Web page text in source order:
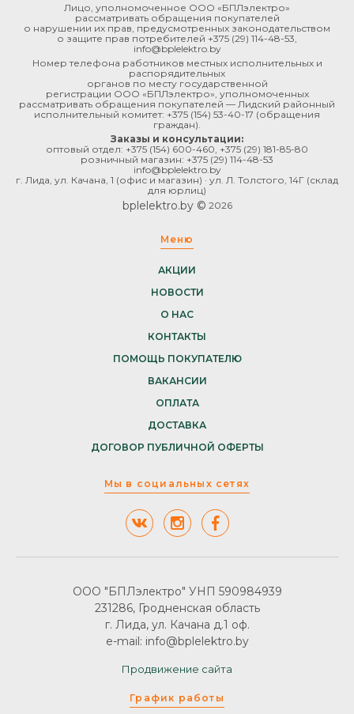
Лицо, уполномоченное ООО «БПЛэлектро»
рассматривать обращения покупателей
о нарушении их прав, предусмотренных законодательством
о защите прав потребителей +375 (29) 114-48-53
info@bplelektro.by
Номер телефона работников местных исполнительных и
распорядительных
органов по месту государственной
регистрации ООО «БПЛэлектро», уполномоченных
рассматривать обращения покупателей — Лидский районный
исполнительный комитет: +375 (154) 53-40-17 (обращения
граждан).
Заказы и консультации:
оптовый отдел: +375 (154) 600-460 +375 (29) 181-85-80
розничный магазин: +375 (29) 114-48-53
info@bplelektro.by
г. Лида, ул. Качана, 1 (офис и магазин) · ул. Л. Толстого, 14Г (склад
для юрлиц)
bplelektro.by © 2026
Меню
АКЦИИ
НОВОСТИ
О НАС
КОНТАКТЫ
ПОМОЩЬ ПОКУПАТЕЛЮ
ВАКАНСИИ
ОПЛАТА
ДОСТАВКА
ДОГОВОР ПУБЛИЧНОЙ ОФЕРТЫ
Мы в социальных сетях
График работы
ООО "БПЛэлектро" УНП 590984939
231286, Гродненская область
г. Лида, ул. Качана д.1 оф.
e-mail: info@bplelektro.by
Продвижение сайта